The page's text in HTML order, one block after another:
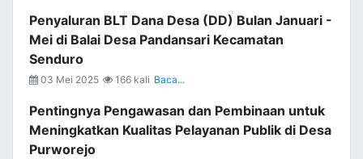
Penyaluran BLT Dana Desa (DD) Bulan Januari -
Mei di Balai Desa Pandansari Kecamatan
Senduro
03 Mei 2025 166 kali Baca...
Pentingnya Pengawasan dan Pembinaan untuk
Meningkatkan Kualitas Pelayanan Publik di Desa
Purworejo